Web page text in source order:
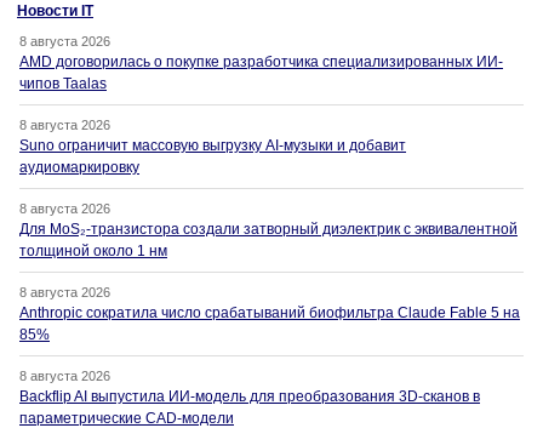
Новости IT
8 августа 2026
AMD договорилась о покупке разработчика специализированных ИИ-
чипов Taalas
8 августа 2026
Suno ограничит массовую выгрузку AI-музыки и добавит
аудиомаркировку
8 августа 2026
Для MoS₂-транзистора создали затворный диэлектрик с эквивалентной
толщиной около 1 нм
8 августа 2026
Anthropic сократила число срабатываний биофильтра Claude Fable 5 на
85%
8 августа 2026
Backflip AI выпустила ИИ-модель для преобразования 3D-сканов в
параметрические CAD-модели